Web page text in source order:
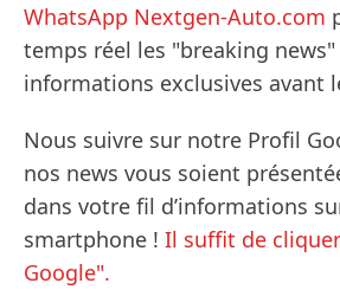
WhatsApp Nextgen-Auto.com
temps réel les "breaking
informations exclusives avant
Nous suivre sur notre Profil
nos news vous soient
dans votre fil d’informations
smartphone ! Il suffit de
Google".